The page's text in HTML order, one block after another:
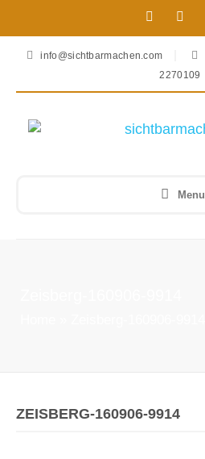
info@sichtbarmachen.com
2270109
Menu
ZEISBERG-160906-9914